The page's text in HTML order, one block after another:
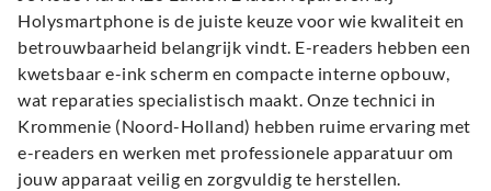
Holysmartphone is de juiste keuze voor wie kwaliteit en
betrouwbaarheid belangrijk vindt. E-readers hebben een
kwetsbaar e-ink scherm en compacte interne opbouw,
wat reparaties specialistisch maakt. Onze technici in
Krommenie (Noord-Holland) hebben ruime ervaring met
e-readers en werken met professionele apparatuur om
jouw apparaat veilig en zorgvuldig te herstellen.